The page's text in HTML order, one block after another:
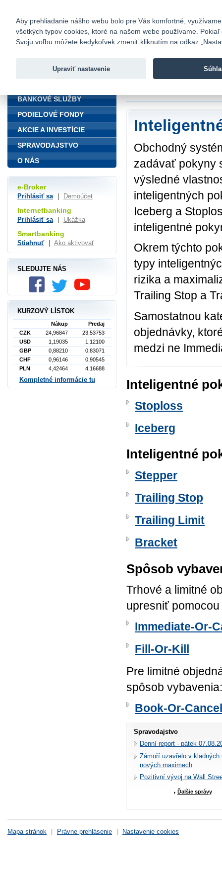
Fio banka
Fio banka
Obchodný
zadávať pokyny
výsledné
inteligentných
Iceberg a
inteligentné
Okrem týchto
typy
rizika a
Trailing Stop a
Samostatnou
objednávky,
medzi ne
Inteligentné
Stoploss
Iceberg
Inteligentné
Stepper
Trailing Stop
Trailing Limit
Bracket
Spôsob
Trhové a limitné
upresniť
Immediate-Or-
Fill-Or-Kill
Pre limitné
spôsob vybavenia:
Book-Or-Cancel
Spravodajstvo
Denní report - pátek
Zámoří uzavřelo v
nových maximech
Pozitivní vývoj na Wall
Ďalšie správy
BANKOVÉ SLUŽBY
PODIELOVÉ FONDY
AKCIE A INVESTÍCIE
SPRAVODAJSTVO
O NÁS
e-Broker
Prihlásiť sa Demoúčet
Internetbanking
Prihlásiť sa Ukážka
Smartbanking
Stiahnuť Ako aktivovať
SLEDUJTE NÁS
KURZOVÝ LÍSTOK
Nákup
Predaj
CZK
24,96847
23,53753
USD
1,19035
1,12100
GBP
0,88210
0,83071
CHF
0,96146
0,90545
PLN
4,42464 4,16688
Kompletné informácie tu
Mapa stránok Právne prehlásenie Nastavenie cookies
Aby prehliadanie nášho webu bolo pre Vás komfortné,
všetkých typov cookies, ktoré na našom webe používame.
Svoju voľbu môžete kedykoľvek zmeniť kliknutím na odkaz
Upraviť nastavenie